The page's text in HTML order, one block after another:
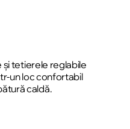
și tetierele reglabile
un loc confortabil
caldă.